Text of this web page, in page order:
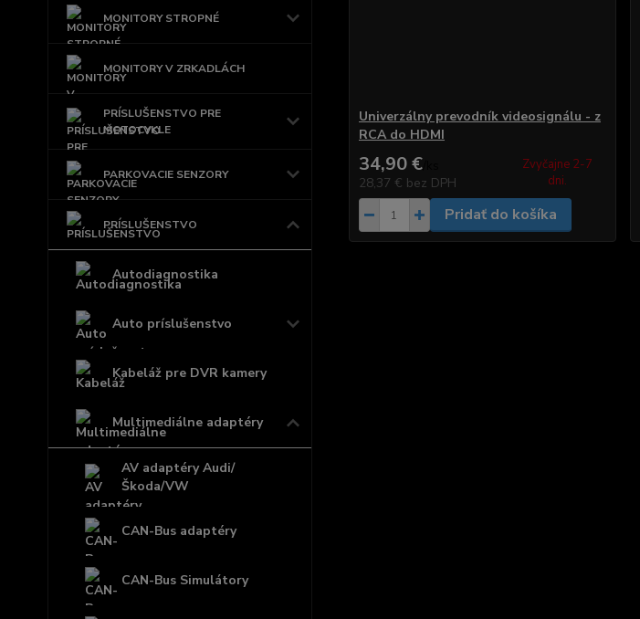
MONITORY STROPNÉ
MONITORY V ZRKADLÁCH
PRÍSLUŠENSTVO PRE
MOTOCYKLE
PARKOVACIE SENZORY
PRÍSLUŠENSTVO
Autodiagnostika
Auto príslušenstvo
Kabeláž pre DVR kamery
Multimediálne adaptéry
AV adaptéry Audi/
Škoda/VW
CAN-Bus adaptéry
CAN-Bus Simulátory
Univerzálny prevodník videosignálu - z
RCA do HDMI
34,90 €/
28,37 € bez DPH
Zvyčajne 2-7
dni.
Pridať do košíka